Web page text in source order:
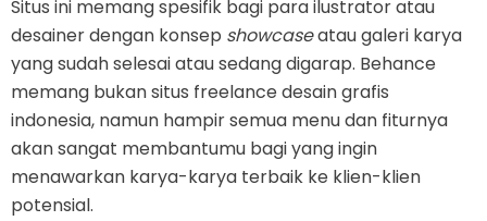
Situs ini memang spesifik bagi para ilustrator atau
desainer dengan konsep showcaseatau galeri karya
yang sudah selesai atau sedang digarap. Behance
memang bukan situs freelance desain grafis
indonesia, namun hampir semua menu dan fiturnya
akan sangat membantumu bagi yang ingin
menawarkan karya-karya terbaik ke klien-klien
potensial.